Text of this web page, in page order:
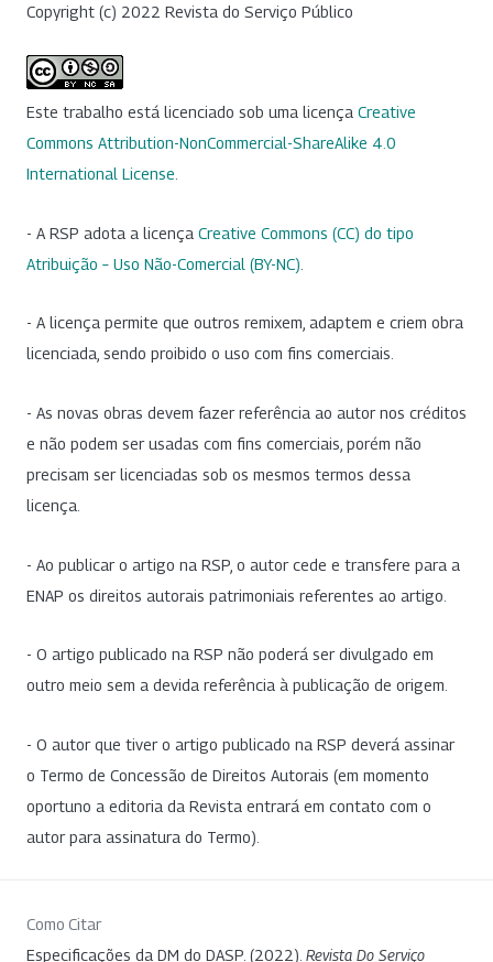
Copyright (c) 2022 Revista do Serviço Público
Este trabalho está licenciado sob uma licença Creative
Commons Attribution-NonCommercial-ShareAlike 4.0
International License
- A RSP adota a licença Creative Commons (CC) do tipo
Atribuição – Uso Não-Comercial (BY-NC)
- A licença permite que outros remixem, adaptem e criem obra
licenciada, sendo proibido o uso com fins comerciais.
- As novas obras devem fazer referência ao autor nos créditos
e não podem ser usadas com fins comerciais, porém não
precisam ser licenciadas sob os mesmos termos dessa
licença.
- Ao publicar o artigo na RSP, o autor cede e transfere para a
ENAP os direitos autorais patrimoniais referentes ao artigo.
- O artigo publicado na RSP não poderá ser divulgado em
outro meio sem a devida referência à publicação de origem.
- O autor que tiver o artigo publicado na RSP deverá assinar
o Termo de Concessão de Direitos Autorais (em momento
oportuno a editoria da Revista entrará em contato com o
autor para assinatura do Termo).
Como Citar
Especificações da DM do DASP. (2022). Revista Do Serviço